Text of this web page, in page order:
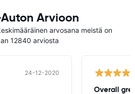
Arvioon
arvosana meistä on
12840 arviosta
24-12-2020
Overall